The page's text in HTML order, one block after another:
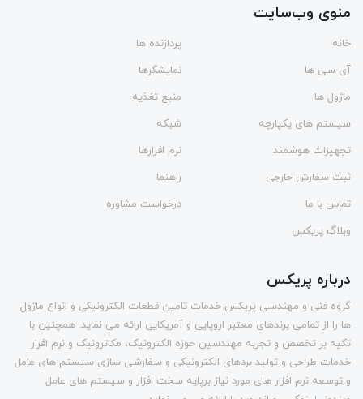
منوی وب‌سایت
خانه
پردازنده ها
آی سی ها
نمایشگرها
ماژول ها
منبع تغذیه
سیستم های یکپارچه
شبکه
تجهیزات هوشمند
نرم افزارها
ثبت سفارش خارجی
راهنما
تماس با ما
درخواست مشاوره
وبلاگ پریکس
درباره پریکس
گروه فنی و مهندسی پریکس خدمات تامین قطعات الکترونیکی و انواع ماژول
ها را از تمامی برندهای معتبر اروپایی و آمریکایی ارائه می نماید. همچنین با
تکیه بر تخصص و تجربه مهندسین حوزه الکترونیک، مکاترونیک و نرم افزار
خدمات طراحی و تولید بردهای الکترونیکی و سفارشی سازی سیستم های عامل
و توسعه نرم افزار های مورد نیاز برپایه سخت افزار و سیستم های عامل